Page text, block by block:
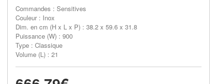
Commandes : Sensitives
Couleur : Inox
Dim. en cm (H x L x P) : 38.2 x 59.6 x 31.8
Puissance (W) : 900
Type : Classique
Volume (L) : 21